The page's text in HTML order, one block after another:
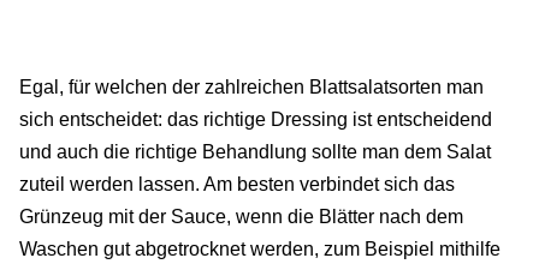
Egal, für welchen der zahlreichen Blattsalatsorten man
sich entscheidet: das richtige Dressing ist entscheidend
und auch die richtige Behandlung sollte man dem Salat
zuteil werden lassen. Am besten verbindet sich das
Grünzeug mit der Sauce, wenn die Blätter nach dem
Waschen gut abgetrocknet werden, zum Beispiel mithilfe